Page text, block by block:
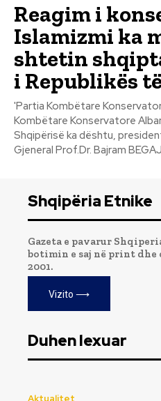
Reagim i
Islamizmi ka
shtetin
i Republikës
'Partia Kombëtare
Kombëtare Konservatore
Shqipërisë ka dështu,
Gjeneral Prof.Dr. Bajram
Shqipëria Etnike
Gazeta e pavarur
botimin e saj në print dhe
2001.
Vizito ⟶
Duhen lexuar
Aktualitet